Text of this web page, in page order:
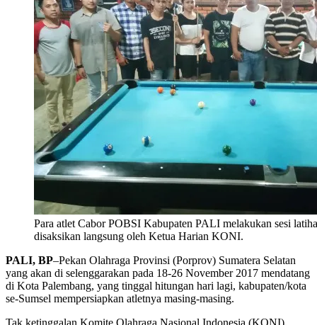
Para atlet Cabor POBSI Kabupaten PALI melakukan sesi
disaksikan langsung oleh Ketua Harian KONI.
PALI, BP–Pekan Olahraga Provinsi (Porprov) Sumatera Selatan
yang akan di selenggarakan pada 18-26 November 2017 mendatang
di Kota Palembang, yang tinggal hitungan hari lagi, kabupaten/kota
se-Sumsel mempersiapkan atletnya masing-masing.
Tak ketinggalan Komite Olahraga Nasional Indonesia (KONI),